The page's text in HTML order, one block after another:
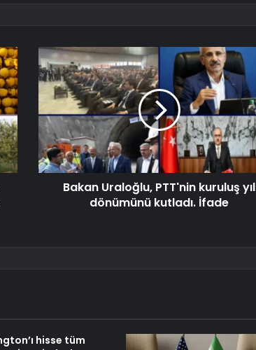
Bakan Uraloğlu, PTT'nin kuruluş yıl
dönümünü kutladı. İfade
hisse tüm